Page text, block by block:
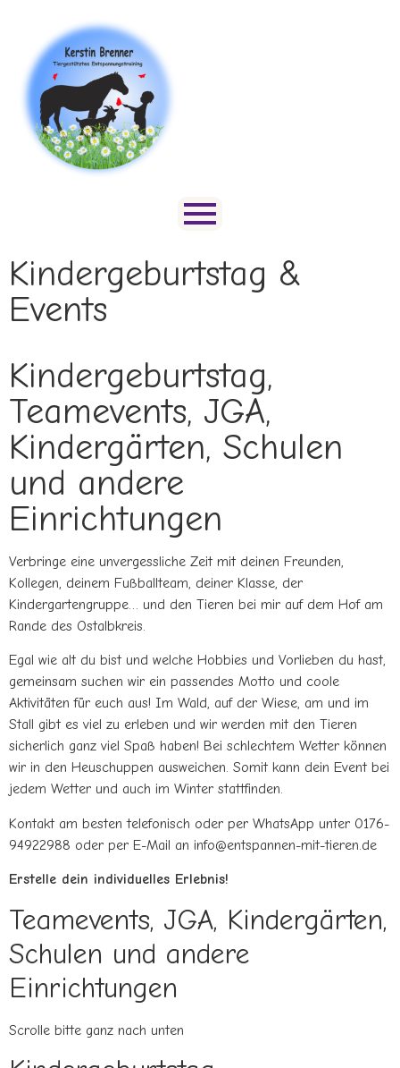
Kindergeburtstag &
Events
Kindergeburtstag,
Teamevents, JGA,
Kindergärten, Schulen
und andere
Einrichtungen
Verbringe eine unvergessliche Zeit mit deinen Freunden,
Kollegen, deinem Fußballteam, deiner Klasse, der
Kindergartengruppe… und den Tieren bei mir auf dem Hof am
Rande des Ostalbkreis.
Egal wie alt du bist und welche Hobbies und Vorlieben du hast,
gemeinsam suchen wir ein passendes Motto und coole
Aktivitäten für euch aus! Im Wald, auf der Wiese, am und im
Stall gibt es viel zu erleben und wir werden mit den Tieren
sicherlich ganz viel Spaß haben! Bei schlechtem Wetter können
wir in den Heuschuppen ausweichen. Somit kann dein Event bei
jedem Wetter und auch im Winter stattfinden.
Kontakt am besten telefonisch oder per WhatsApp unter 0176-
94922988 oder per E-Mail an info@entspannen-mit-tieren.de
Erstelle dein individuelles Erlebnis!
Teamevents, JGA, Kindergärten,
Schulen und andere
Einrichtungen
Scrolle bitte ganz nach unten